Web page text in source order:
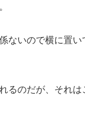
ないので横に置い
るのだが、それは